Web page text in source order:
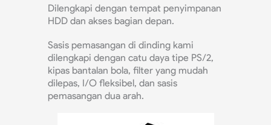
Dilengkapi dengan tempat penyimpanan
HDD dan akses bagian depan.
Sasis pemasangan di dinding kami
dilengkapi dengan catu daya tipe PS/2,
kipas bantalan bola, filter yang mudah
dilepas, I/O fleksibel, dan sasis
pemasangan dua arah.